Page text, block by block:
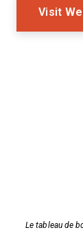
Visit
Le tableau de